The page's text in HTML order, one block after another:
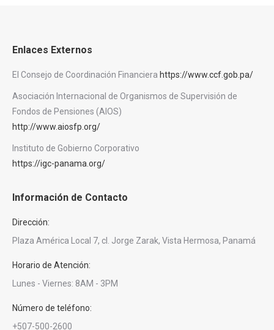
Enlaces Externos
El Consejo de Coordinación Financiera https://www.ccf.gob.pa/
Asociación Internacional de Organismos de Supervisión de
Fondos de Pensiones (AIOS)
http://www.aiosfp.org/
Instituto de Gobierno Corporativo
https://igc-panama.org/
Información de Contacto
Dirección:
Plaza América Local 7, cl. Jorge Zarak, Vista Hermosa, Panamá
Horario de Atención:
Lunes - Viernes: 8AM - 3PM
Número de teléfono:
+507-500-2600